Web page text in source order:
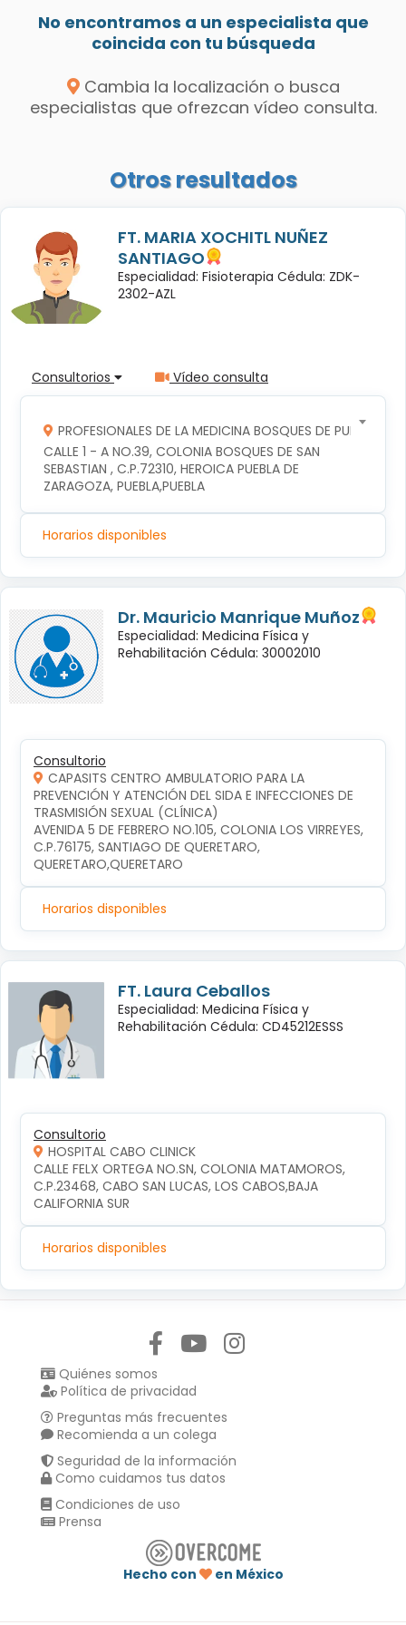
No encontramos a un especialista que
coincida con tu búsqueda
Cambia la localización o busca
especialistas que ofrezcan vídeo consulta.
Otros resultados
FT. MARIA XOCHITL NUÑEZ
SANTIAGO
Especialidad: Fisioterapia Cédula: ZDK-
2302-AZL
Consultorios Vídeo consulta
PROFESIONALES DE LA MEDICINA BOSQUES DE PUEBLA S
CALLE 1 - A NO.39, COLONIA BOSQUES DE SAN
SEBASTIAN , C.P.72310, HEROICA PUEBLA DE
ZARAGOZA, PUEBLA,PUEBLA
Horarios disponibles
Dr. Mauricio Manrique Muñoz
Especialidad: Medicina Física y
Rehabilitación Cédula: 30002010
Consultorio
CAPASITS CENTRO AMBULATORIO PARA LA
PREVENCIÓN Y ATENCIÓN DEL SIDA E INFECCIONES DE
TRASMISIÓN SEXUAL (CLÍNICA)
AVENIDA 5 DE FEBRERO NO.105, COLONIA LOS VIRREYES,
C.P.76175, SANTIAGO DE QUERETARO,
QUERETARO,QUERETARO
Horarios disponibles
FT. Laura Ceballos
Especialidad: Medicina Física y
Rehabilitación Cédula: CD45212ESSS
Consultorio
HOSPITAL CABO CLINICK
CALLE FELX ORTEGA NO.SN, COLONIA MATAMOROS,
C.P.23468, CABO SAN LUCAS, LOS CABOS,BAJA
CALIFORNIA SUR
Horarios disponibles
Quiénes somos
Política de privacidad
Preguntas más frecuentes
Recomienda a un colega
Seguridad de la información
Como cuidamos tus datos
Condiciones de uso
Prensa
Hecho con
en México